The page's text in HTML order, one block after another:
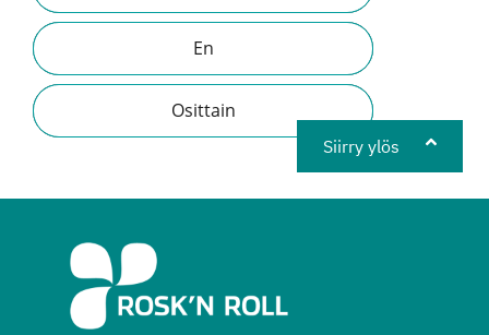
En
Osittain
Siirry ylös